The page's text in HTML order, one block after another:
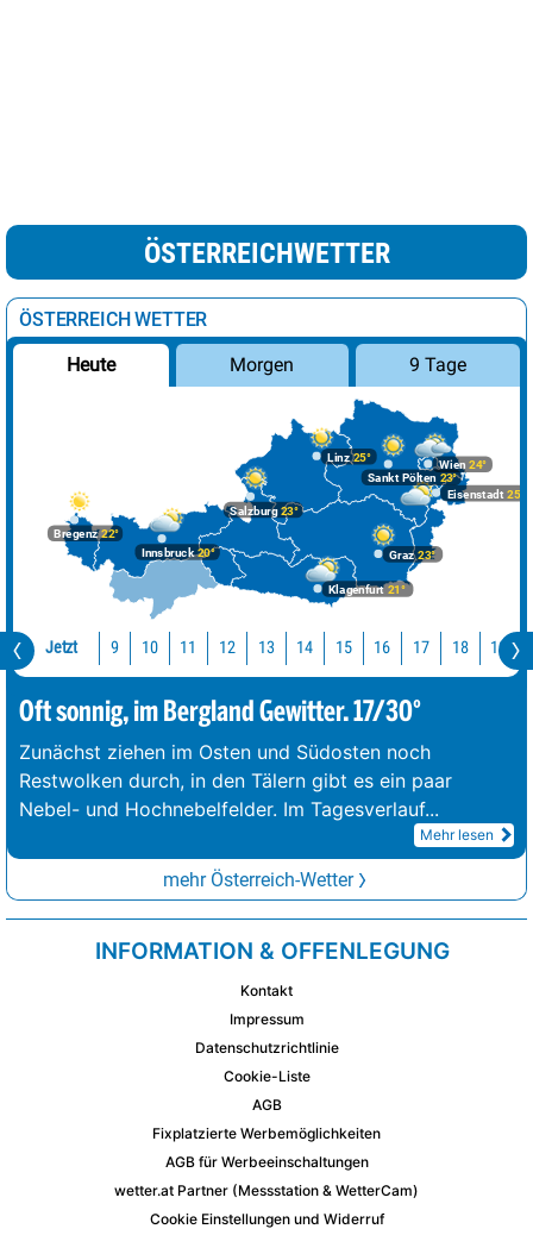
ÖSTERREICHWETTER
ÖSTERREICH WETTER
Heute Morgen 9 Tage
Bregenz22°
Graz23°
Innsbruck20°
Klagenfurt 21°
Linz25°
Salzburg23°
Wien 24°
Eisenstadt 25°
Sankt Pölten 23°
Jetzt 9 10 11 12 13 14 15 16 17 18 19
Oft sonnig, im Bergland Gewitter. 17/30°
Zunächst ziehen im Osten und Südosten noch
Restwolken durch, in den Tälern gibt es ein paar
Nebel- und Hochnebelfelder. Im Tagesverlauf...
Mehr lesen
mehr Österreich-Wetter
INFORMATION & OFFENLEGUNG
Kontakt
Impressum
Datenschutzrichtlinie
Cookie-Liste
AGB
Fixplatzierte Werbemöglichkeiten
AGB für Werbeeinschaltungen
wetter.at Partner (Messstation & WetterCam)
Cookie Einstellungen und Widerruf